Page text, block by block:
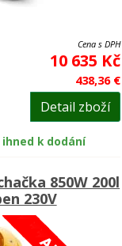
Cena s DPH
10 635 Kč
438,36 €
Detail zboží
ihned k dodání
850W 200l
230V